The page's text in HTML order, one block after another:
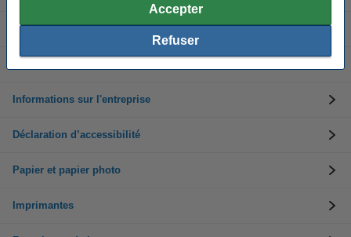
Accepter
Refuser
Toners
Informations sur l'entreprise
Déclaration d’accessibilité
Papier et papier photo
Imprimantes